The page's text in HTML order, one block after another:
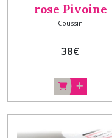
rose Pivoine
Paillettes
coussin mariage
Coussin
38€